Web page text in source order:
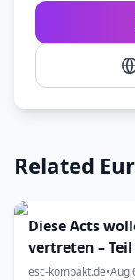
Related
Diese Acts
vertreten –
zum
esc-kompakt.de•Aug